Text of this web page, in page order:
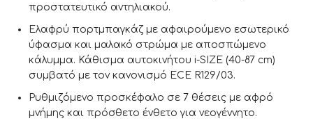
προστατευτικό αντηλιακού.
Ελαφρύ πορτμπαγκάζ με αφαιρούμενο εσωτερικό
ύφασμα και μαλακό στρώμα με αποσπώμενο
κάλυμμα. Κάθισμα αυτοκινήτου i-SIZE (40-87 cm)
συμβατό με τον κανονισμό ECE R129/03.
Ρυθμιζόμενο προσκέφαλο σε 7 θέσεις με αφρό
μνήμης και πρόσθετο ένθετο για νεογέννητο.